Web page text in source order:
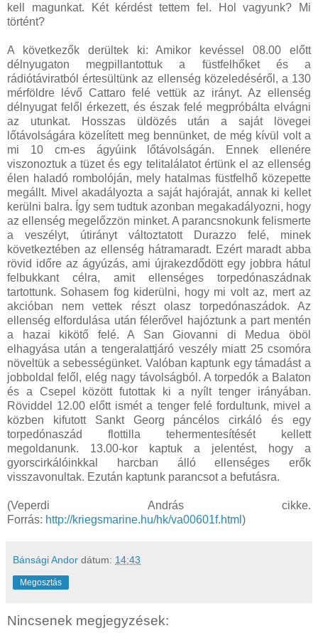
kell magunkat. Két kérdést tettem fel. Hol vagyunk? Mi
történt?
A következők derültek ki: Amikor kevéssel 08.00 előtt
délnyugaton megpillantottuk a füstfelhőket és a
rádiótáviratból értesültünk az ellenség közeledéséről, a 130
mérföldre lévő Cattaro felé vettük az irányt. Az ellenség
délnyugat felől érkezett, és észak felé megpróbálta elvágni
az utunkat. Hosszas üldözés után a saját lövegei
lőtávolságára közelített meg bennünket, de még kívül volt a
mi 10 cm-es ágyúink lőtávolságán. Ennek ellenére
viszonoztuk a tüzet és egy telitalálatot értünk el az ellenség
élen haladó rombolóján, mely hatalmas füstfelhő közepette
megállt. Mivel akadályozta a saját hajóraját, annak ki kellet
kerülni balra. Így sem tudtuk azonban megakadályozni, hogy
az ellenség megelőzzön minket. A parancsnokunk felismerte
a veszélyt, útirányt változtatott Durazzo felé, minek
következtében az ellenség hátramaradt. Ezért maradt abba
rövid időre az ágyúzás, ami újrakezdődött egy jobbra hátul
felbukkant célra, amit ellenséges torpedónaszádnak
tartottunk. Sohasem fog kiderülni, hogy mi volt az, mert az
akcióban nem vettek részt olasz torpedónaszádok. Az
ellenség elfordulása után félerővel hajóztunk a part mentén
a hazai kikötő felé. A San Giovanni di Medua öböl
elhagyása után a tengeralattjáró veszély miatt 25 csomóra
növeltük a sebességünket. Valóban kaptunk egy támadást a
jobboldal felől, elég nagy távolságból. A torpedók a Balaton
és a Csepel között futottak ki a nyílt tenger irányában.
Röviddel 12.00 előtt ismét a tenger felé fordultunk, mivel a
közben kifutott Sankt Georg páncélos cirkáló és egy
torpedónaszád flottilla tehermentesítését kellett
megoldanunk. 13.00-kor kaptuk a jelentést, hogy a
gyorscirkálóinkkal harcban álló ellenséges erők
visszavonultak. Ezután kaptunk parancsot a befutásra.
(Veperdi András cikke.
Forrás: http://kriegsmarine.hu/hk/va00601f.html )
Bánsági Andor dátum: 14:43
Megosztás
Nincsenek megjegyzések: